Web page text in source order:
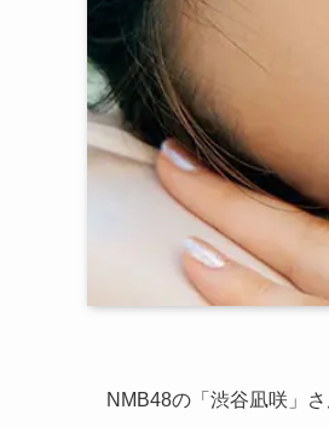
NMB48の「渋谷凪咲」